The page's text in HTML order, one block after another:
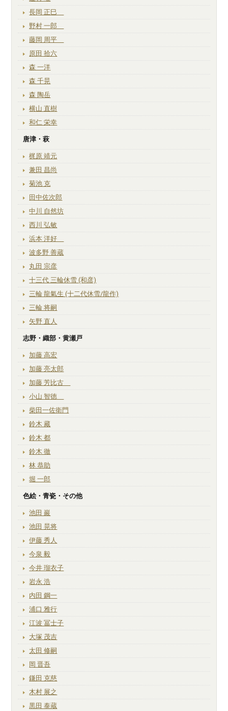
長岡 正巳
野村 一郎
藤岡 周平
原田 拾六
森 一洋
森 千晃
森 陶岳
横山 直樹
和仁 栄幸
唐津・萩
梶原 靖元
兼田 昌尚
菊池 克
田中佐次郎
中川 自然坊
西川 弘敏
浜本 洋好
波多野 善蔵
丸田 宗彦
十三代 三輪休雪 (和彦)
三輪 龍氣生 (十二代休雪/龍作)
三輪 将嗣
矢野 直人
志野・織部・黄瀬戸
加藤 高宏
加藤 亮太郎
加藤 芳比古
小山 智徳
柴田一佐衛門
鈴木 藏
鈴木 都
鈴木 徹
林 恭助
堀 一郎
色絵・青瓷・その他
池田 巖
池田 晃将
伊藤 秀人
今泉 毅
今井 瑠衣子
岩永 浩
内田 鋼一
浦口 雅行
江波 冨士子
大塚 茂吉
太田 修嗣
岡 晋吾
鎌田 克慈
木村 展之
黒田 泰蔵